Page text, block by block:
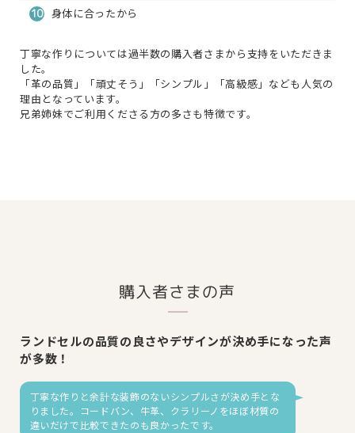
10 身体に合ったから
丁寧な作りについては過半数の購入者さまから支持をいただきま
した。
「革の品質」「頑丈そう」「シンプル」「高級感」なども人気の
理由となっています。
兄弟姉妹でご利用くださる方の多さも特徴です。
購入者さまの声
ランドセルの品質の良さやデザインが決め手になった声
が多数！
丁寧な作りと余計な装飾のないシンプルさが決め手とな
りました。コードバン、牛革、クラリーノをほぼ材質の
違いだけで比較できたのも良かったです。